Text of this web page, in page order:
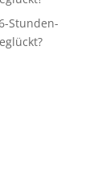
Stunden-